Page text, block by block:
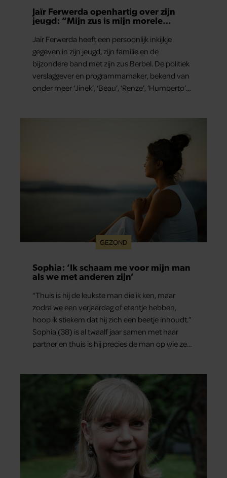
Jaïr Ferwerda openhartig over zijn
jeugd: “Mijn zus is mijn morele
Jaïr Ferwerda heeft een persoonlijk inkijkje
gegeven in zijn jeugd, zijn familie en de
bijzondere band met zijn zus Berbel. De politiek
verslaggever en programmamaker, bekend van
onder meer ‘Jinek’, ‘Beau’, ‘Renze’, ‘Humberto’
GEZOND
Sophia: ‘Ik schaam me voor mijn man
als we met anderen zijn’
“Thuis is hij de leukste man die ik ken, maar
zodra we een verjaardag of etentje hebben,
hoop ik stiekem dat hij zich een beetje inhoudt.”
Sophia (38) is al twaalf jaar samen met haar
partner en thuis is hij precies de man op wie ze
ze samen onder de mensen zijn.